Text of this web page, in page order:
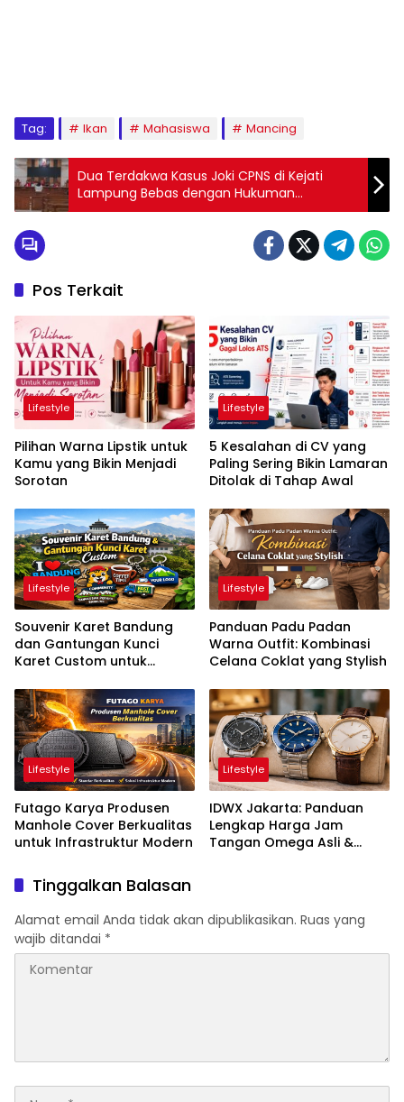
Tag: Ikan Mahasiswa Mancing
Dua Terdakwa Kasus Joki CPNS di Kejati
Lampung Bebas dengan Hukuman
Percobaan
Pos Terkait
Lifestyle
Pilihan Warna Lipstik untuk
Kamu yang Bikin Menjadi
Sorotan
Lifestyle
5 Kesalahan di CV yang
Paling Sering Bikin Lamaran
Ditolak di Tahap Awal
Lifestyle
Souvenir Karet Bandung
dan Gantungan Kunci
Karet Custom untuk
Lifestyle
Panduan Padu Padan
Warna Outfit: Kombinasi
Celana Coklat yang Stylish
Lifestyle
Futago Karya Produsen
Manhole Cover Berkualitas
untuk Infrastruktur Modern
Lifestyle
IDWX Jakarta: Panduan
Lengkap Harga Jam
Tangan Omega Asli &
Tinggalkan Balasan
Alamat email Anda tidak akan dipublikasikan. Ruas yang
wajib ditandai *